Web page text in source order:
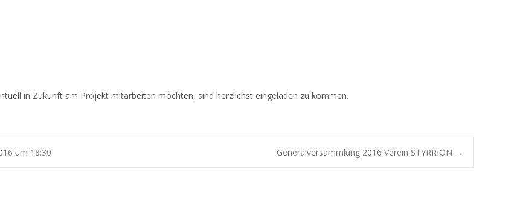
in Zukunft am Projekt mitarbeiten möchten, sind herzlichst eingeladen zu kommen.
um 18:30 Generalversammlung 2016 Verein STYRRION →